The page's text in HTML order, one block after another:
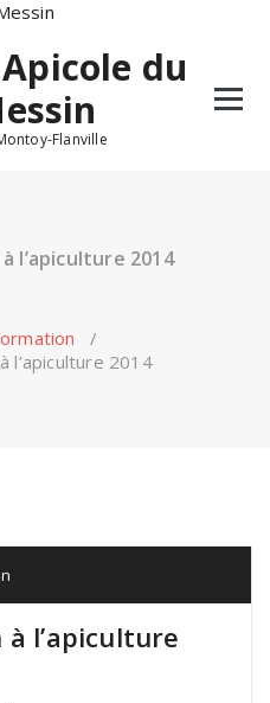
du
Flanville
l’apiculture 2014
/
l’apiculture 2014
l’apiculture